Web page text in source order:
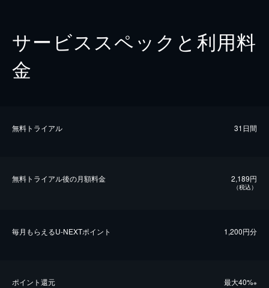
サービススペックと利用料
金
無料トライアル 31日間
無料トライアル後の⽉額料金 2,189円
（税込）
毎⽉もらえるU-NEXTポイント 1,200円分
ポイント還元 最⼤40%※